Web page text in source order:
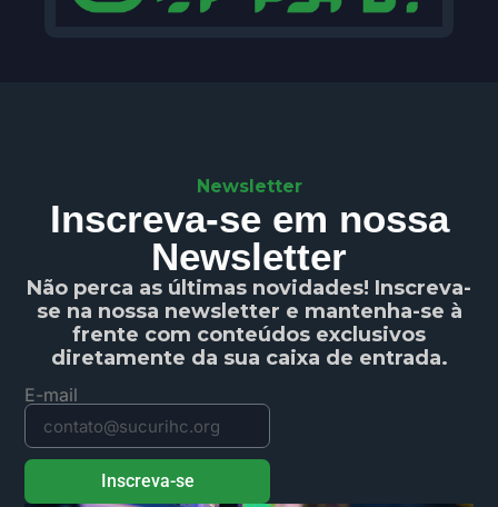
Newsletter
Inscreva-se em nossa
Newsletter
Não perca as últimas novidades! Inscreva-
se na nossa newsletter e mantenha-se à
frente com conteúdos exclusivos
diretamente da sua caixa de entrada.
E-mail
Inscreva-se